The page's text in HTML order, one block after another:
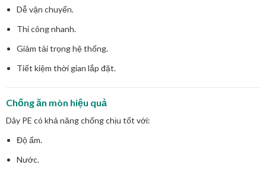
Dễ vận chuyển.
Thi công nhanh.
Giảm tải trọng hệ thống.
Tiết kiệm thời gian lắp đặt.
Chống ăn mòn hiệu quả
Dây PE có khả năng chống chịu tốt với:
Độ ẩm.
Nước.